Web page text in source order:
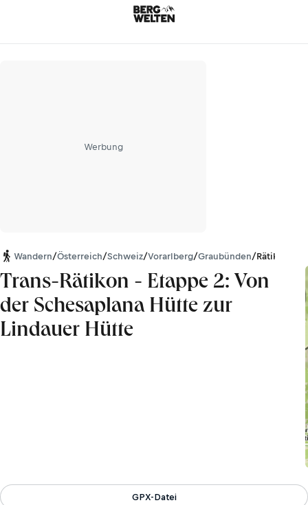
Werbung
Wandern/Österreich/Schweiz/Vorarlberg/Graubünden/Rätikon
Trans-Rätikon - Etappe 2: Von
der Schesaplana Hütte zur
Lindauer Hütte
GPX-Datei